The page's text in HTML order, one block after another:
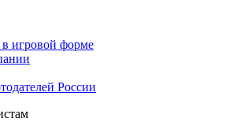
игровой форме
России